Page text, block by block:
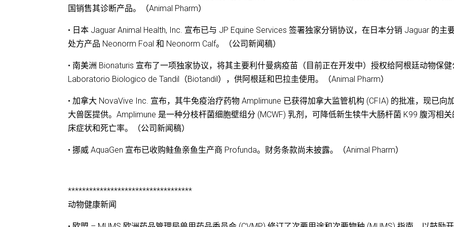
国销售其诊断产品。（Animal Pharm）
• 日本 Jaguar Animal Health, Inc. 宣布已与 JP Equine Services 签署独家分销协议，在日本分销 Jaguar 的主
处方产品 Neonorm Foal 和 Neonorm Calf。（公司新闻稿）
• 南美洲 Bionaturis 宣布了一项独家协议，将其主要利什曼病疫苗（目前正在开发中）授权给阿根廷动物保健
Laboratorio Biologico de Tandil（Biotandil），供阿根廷和巴拉圭使用。（Animal Pharm）
• 加拿大 NovaVive Inc. 宣布，其牛免疫治疗药物 Amplimune 已获得加拿大监管机构 (CFIA) 的批准，现已向
大兽医提供。Amplimune 是一种分枝杆菌细胞壁组分 (MCWF) 乳剂，可降低新生犊牛大肠杆菌 K99 腹泻相关
床症状和死亡率。（公司新闻稿）
• 挪威 AquaGen 宣布已收购鲑鱼亲鱼生产商 Profunda。财务条款尚未披露。（Animal Pharm）
***********************************
动物健康新闻